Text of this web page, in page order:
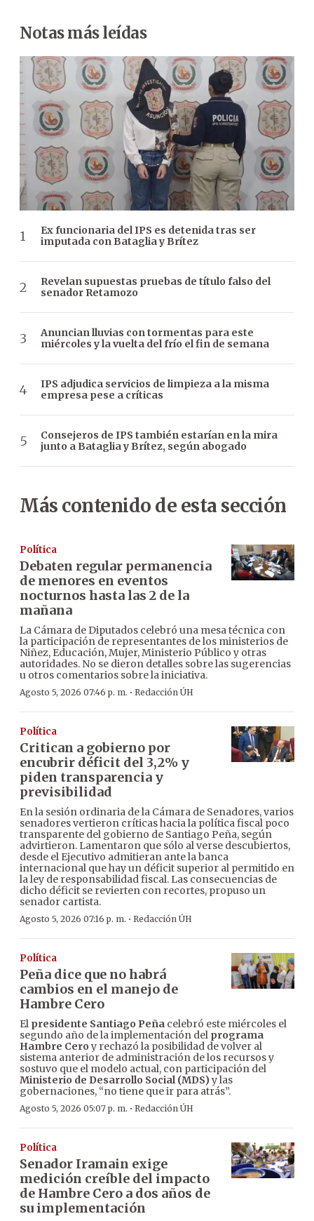
Notas más leídas
Ex funcionaria del IPS es detenida tras ser
imputada con Bataglia y Brítez
Revelan supuestas pruebas de título falso del
senador Retamozo
Anuncian lluvias con tormentas para este
miércoles y la vuelta del frío el fin de semana
IPS adjudica servicios de limpieza a la misma
empresa pese a críticas
Consejeros de IPS también estarían en la mira
junto a Bataglia y Brítez, según abogado
Más contenido de esta sección
Política
Debaten regular permanencia
de menores en eventos
nocturnos hasta las 2 de la
mañana
La Cámara de Diputados celebró una mesa técnica con
la participación de representantes de los ministerios de
Niñez, Educación, Mujer, Ministerio Público y otras
autoridades. No se dieron detalles sobre las sugerencias
u otros comentarios sobre la iniciativa.
Agosto 5, 2026 07:46 p. m. · Redacción ÚH
Política
Critican a gobierno por
encubrir déficit del 3,2% y
piden transparencia y
previsibilidad
En la sesión ordinaria de la Cámara de Senadores, varios
senadores vertieron críticas hacia la política fiscal poco
transparente del gobierno de Santiago Peña, según
advirtieron. Lamentaron que sólo al verse descubiertos,
desde el Ejecutivo admitieran ante la banca
internacional que hay un déficit superior al permitido en
la ley de responsabilidad fiscal. Las consecuencias de
dicho déficit se revierten con recortes, propuso un
senador cartista.
Agosto 5, 2026 07:16 p. m. · Redacción ÚH
Política
Peña dice que no habrá
cambios en el manejo de
Hambre Cero
El presidente Santiago Peña celebró este miércoles el
segundo año de la implementación del programa
Hambre Cero y rechazó la posibilidad de volver al
sistema anterior de administración de los recursos y
sostuvo que el modelo actual, con participación del
Ministerio de Desarrollo Social (MDS)y las
gobernaciones, “no tiene que ir para atrás”.
Agosto 5, 2026 05:07 p. m. · Redacción ÚH
Política
Senador Iramain exige
medición creíble del impacto
de Hambre Cero a dos años de
su implementación